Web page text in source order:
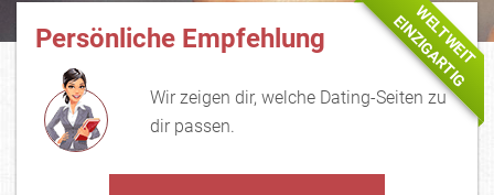
WELTWEIT
EINZIGARTIG
Persönliche Empfehlung
Wir zeigen dir, welche Dating-Seiten zu
dir passen.